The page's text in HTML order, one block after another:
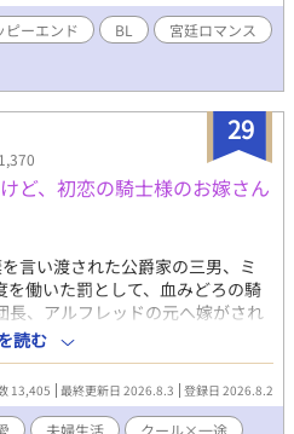
ピーエンド BL
宮廷ロマンス
29
ど、初恋の騎士様のお嫁さん
言い渡された公爵家の三男、ミ
働いた罰として、血みどろの騎
長、アルフレッドの元へ嫁がされ
ドはミアの初恋の人で...。 この恋
えない。それでも好きな人のそ
そんな気持ちで嫁いだミアだった
うやら溺愛してくれているようで
な」 「や、やめてください…！
読む
13,405 最終更新日 2026.8.3 登録日 2026.8.2
夫婦生活
クール×一途